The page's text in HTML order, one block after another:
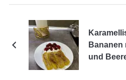
und